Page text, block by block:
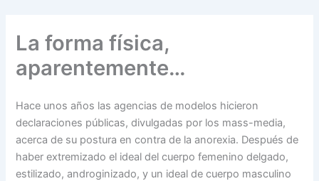
La forma física,
aparentemente…
Hace unos años las agencias de modelos hicieron
declaraciones públicas, divulgadas por los mass-media,
acerca de su postura en contra de la anorexia. Después de
haber extremizado el ideal del cuerpo femenino delgado,
estilizado, androginizado, y un ideal de cuerpo masculino